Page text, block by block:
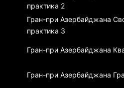
практика 2
Гран-при Азербайджана
практика 3
Гран-при Азербайджана
Гран-при Азербайджана